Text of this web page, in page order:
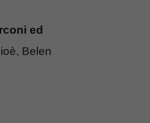
ed
Belen